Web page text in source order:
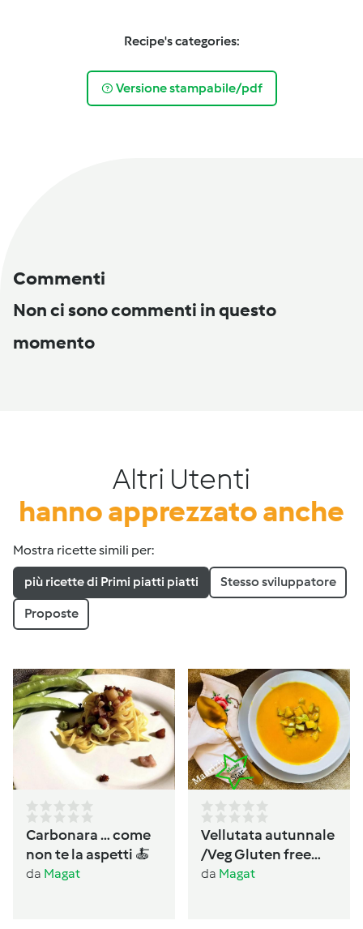
Recipe's categories:
Versione stampabile/pdf
Commenti
Non ci sono commenti in questo
momento
Altri Utenti
hanno apprezzato anche
Mostra ricette simili per:
più ricette di Primi piatti piatti Stesso sviluppatore
Proposte
Carbonara … come
non te la aspetti 🍝
da Magat
Vellutata autunnale
/Veg Gluten free
Lactos free
da Magat